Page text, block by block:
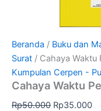
Beranda / Buku dan
Surat / Cahaya Waktu
Kumpulan Cerpen -
Cahaya Waktu
Rp50.000 Rp35.000